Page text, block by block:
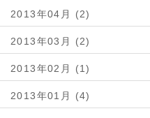
2013年04月 (2)
2013年03月 (2)
2013年02月 (1)
2013年01月 (4)